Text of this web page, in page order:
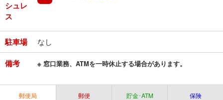
シュレ
ス
駐車場 なし
備考 ※ 窓口業務、ATMを一時休止する場合があります。
郵便局 郵便 貯金･ATM 保険